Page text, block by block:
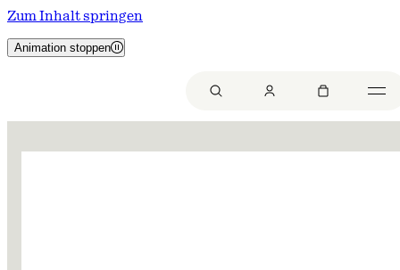
Zum Inhalt springen
Animation stoppen